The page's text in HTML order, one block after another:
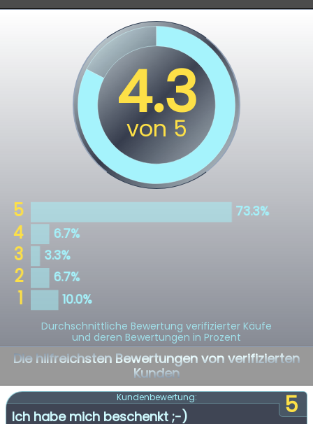
Durchschnittliche Bewertung verifizierter Käufe
und deren Bewertungen in Prozent
Die hilfreichsten Bewertungen von verifizierten
Kunden
5
Kundenbewertung:
Ich habe mich beschenkt ;-)